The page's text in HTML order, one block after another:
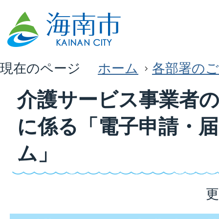
現在のページ ホーム 各部署の
介護サービス事業者
に係る「電子申請・
ム」